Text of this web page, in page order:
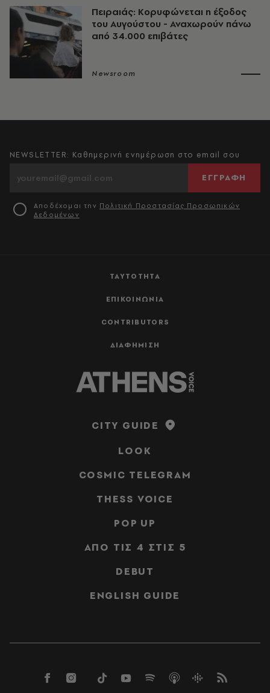
Πειραιάς: Κορυφώνεται η έξοδος
του Αυγούστου - Αναχωρούν πάνω
από 34.000 επιβάτες
Newsroom
ΤΑΥΤΟΤΗΤΑ
ΕΠΙΚΟΙΝΩΝΙΑ
CONTRIBUTORS
ΔΙΑΦΗΜΙΣΗ
NEWSLETTER: Καθημερινή ενημέρωση στο email σου
ΕΓΓΡΑΦΗ
Αποδέχομαι την Πολιτική Προστασίας Προσωπικών
Δεδομένων
CITY GUIDE
LOOK
COSMIC TELEGRAM
THESS VOICE
POP UP
ΑΠΟ ΤΙΣ 4 ΣΤΙΣ 5
DEBUT
ENGLISH GUIDE